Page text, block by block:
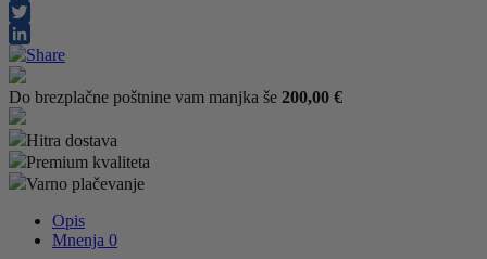
Facebook
Twitter
LinkedIn
Do brezplačne poštnine vam manjka še 200,00 €
Hitra dostava
Premium kvaliteta
Varno plačevanje
Opis
Mnenja 0